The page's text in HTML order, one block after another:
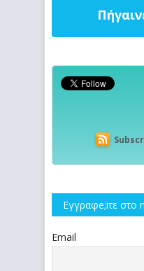
Εγγραφe;iτε στο
Email